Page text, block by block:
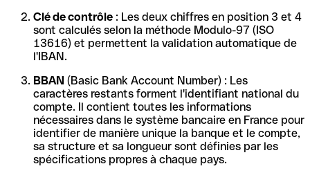
Clé de contrôle : Les deux chiffres en position 3 et 4
sont calculés selon la méthode Modulo-97 (ISO
13616) et permettent la validation automatique de
l'IBAN.
BBAN (Basic Bank Account Number) : Les
caractères restants forment l'identifiant national du
compte. Il contient toutes les informations
nécessaires dans le système bancaire en France pour
identifier de manière unique la banque et le compte,
sa structure et sa longueur sont définies par les
spécifications propres à chaque pays.